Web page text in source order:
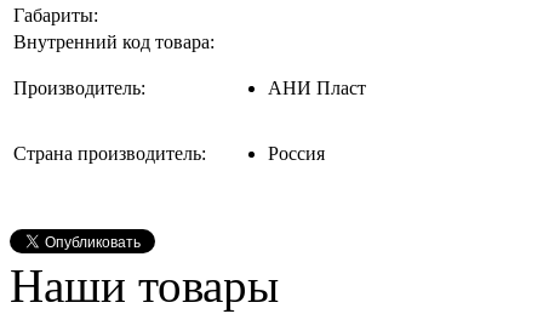
Габариты:
Внутренний код товара:
Производитель: АНИ Пласт
Страна производитель: Россия
Наши товары